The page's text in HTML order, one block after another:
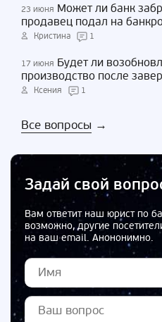
23 июня Может ли банк
продавец подал на
Кристина 1
17 июня Будет ли
производство после
Ксения 1
Все вопросы →
Задай свой
Вам ответит наш юрист по
возможно, другие
на ваш email. Анононимно.